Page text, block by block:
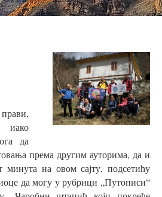
иако
да
према другим ауторима, да и
минута на овом сајту, подсетићу
да могу у рубрици „Путописи“